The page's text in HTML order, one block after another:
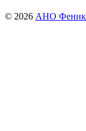
© 2026 АНО